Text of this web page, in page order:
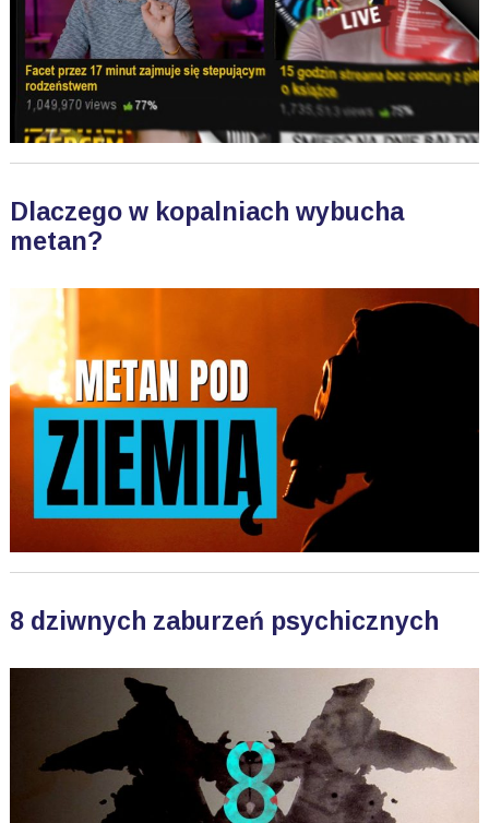
Dlaczego w kopalniach wybucha
metan?
8 dziwnych zaburzeń psychicznych